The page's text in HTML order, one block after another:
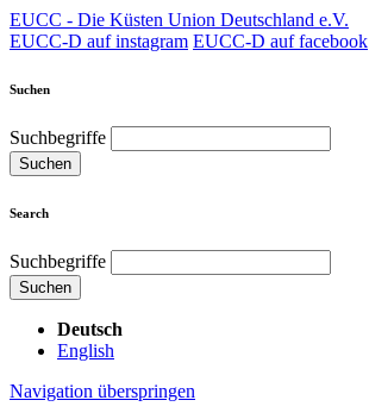
EUCC - Die Küsten Union Deutschland e.V.
EUCC-D auf instagram EUCC-D auf facebook
Suchen
Suchbegriffe
Suchen
Search
Suchbegriffe
Suchen
Deutsch
English
Navigation überspringen